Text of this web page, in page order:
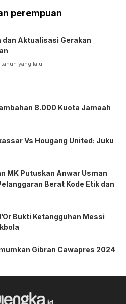
perempuan
dan Aktualisasi Gerakan
tahun yang lalu
8.000 Kuota Jamaah
Vs Hougang United: Juku
MK Putuskan Anwar Usman
Berat Kode Etik dan
Bukti Ketangguhan Messi
Gibran Cawapres 2024